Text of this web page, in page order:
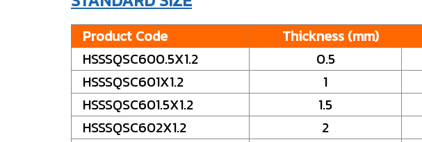
Product Code Thickness (mm)
HSSSQSC600.5X1.2
0.5
HSSSQSC601X1.2
1
HSSSQSC601.5X1.2
1.5
HSSSQSC602X1.2
2